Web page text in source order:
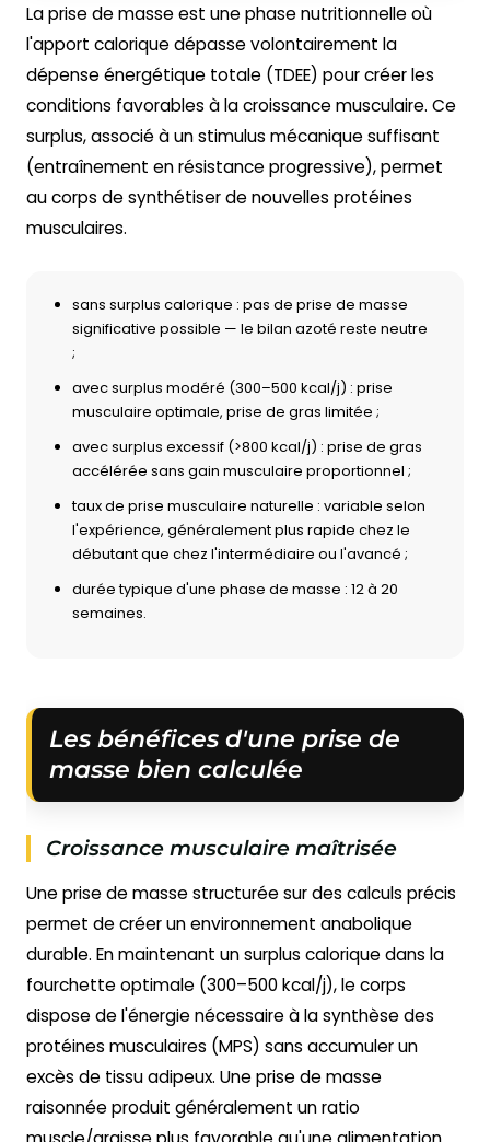
La prise de masse est une phase nutritionnelle où
l'apport calorique dépasse volontairement la
dépense énergétique totale (TDEE) pour créer les
conditions favorables à la croissance musculaire. Ce
surplus, associé à un stimulus mécanique suffisant
(entraînement en résistance progressive), permet
au corps de synthétiser de nouvelles protéines
musculaires.
sans surplus calorique : pas de prise de masse
significative possible — le bilan azoté reste neutre
;
avec surplus modéré (300–500 kcal/j) : prise
musculaire optimale, prise de gras limitée ;
avec surplus excessif (>800 kcal/j) : prise de gras
accélérée sans gain musculaire proportionnel ;
taux de prise musculaire naturelle : variable selon
l'expérience, généralement plus rapide chez le
débutant que chez l'intermédiaire ou l'avancé ;
durée typique d'une phase de masse : 12 à 20
semaines.
Les bénéfices d'une prise de
masse bien calculée
Croissance musculaire maîtrisée
Une prise de masse structurée sur des calculs précis
permet de créer un environnement anabolique
durable. En maintenant un surplus calorique dans la
fourchette optimale (300–500 kcal/j), le corps
dispose de l'énergie nécessaire à la synthèse des
protéines musculaires (MPS) sans accumuler un
excès de tissu adipeux. Une prise de masse
raisonnée produit généralement un ratio